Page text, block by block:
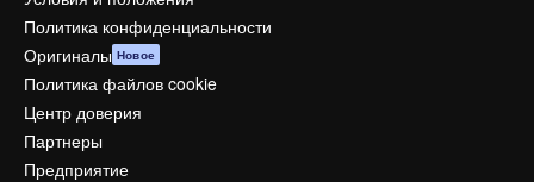
Политика конфиденциальности
Оригиналы Новое
Политика файлов cookie
Центр доверия
Партнеры
Предприятие